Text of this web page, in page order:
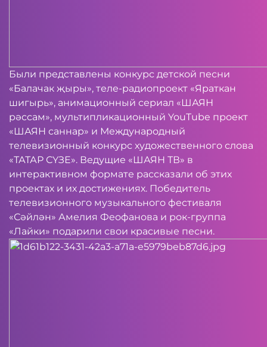
Были представлены конкурс детской песни
«Балачак җыры», теле-радиопроект «Яраткан
шигырь», анимационный сериал «ШАЯН
рәссам», мультипликационный YouTube проект
«ШАЯН саннар» и Международный
телевизионный конкурс художественного слова
«ТАТАР СҮЗЕ». Ведущие «ШАЯН ТВ» в
интерактивном формате рассказали об этих
проектах и их достижениях. Победитель
телевизионного музыкального фестиваля
«Сәйлән» Амелия Феофанова и рок-группа
«Лайки» подарили свои красивые песни.